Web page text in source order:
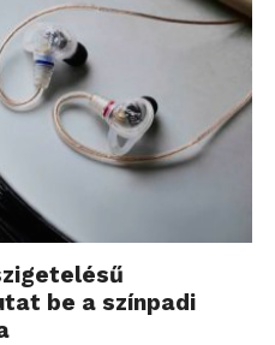
be a színpadi